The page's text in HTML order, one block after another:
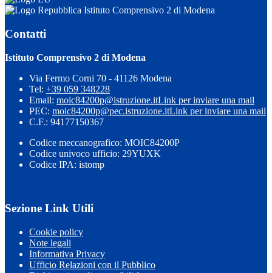
Istituto Comprensivo 2 di Modena
Contatti
Istituto Comprensivo 2 di Modena
Via Fermo Corni 70 - 41126 Modena
Tel: +39 059 348228
Email: moic84200p@istruzione.itLink per inviare una mail
PEC: moic84200p@pec.istruzione.itLink per inviare una mail
C.F.: 94177150367
Codice meccanografico: MOIC84200P
Codice univoco ufficio: 29YUXK
Codice IPA: istomp
Sezione Link Utili
Cookie policy
Note legali
Informativa Privacy
Ufficio Relazioni con il Pubblico